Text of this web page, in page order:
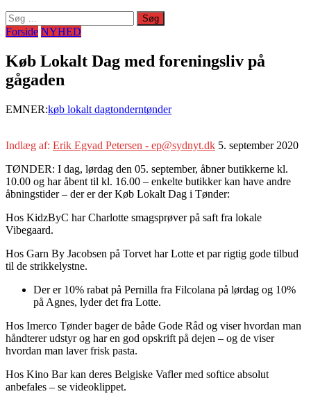
Søg
efter:
Forside NYHED
Køb Lokalt Dag med foreningsliv på
gågaden
EMNER:køb lokalt dagtonderntønder
Indlæg af: Erik Egvad Petersen - ep@sydnyt.dk 5. september 2020
TØNDER: I dag, lørdag den 05. september, åbner butikkerne kl.
10.00 og har åbent til kl. 16.00 – enkelte butikker kan have andre
åbningstider – der er der Køb Lokalt Dag i Tønder:
Hos KidzByC har Charlotte smagsprøver på saft fra lokale
Vibegaard.
Hos Garn By Jacobsen på Torvet har Lotte et par rigtig gode tilbud
til de strikkelystne.
Der er 10% rabat på Pernilla fra Filcolana på lørdag og 10%
på Agnes, lyder det fra Lotte.
Hos Imerco Tønder bager de både Gode Råd og viser hvordan man
håndterer udstyr og har en god opskrift på dejen – og de viser
hvordan man laver frisk pasta.
Hos Kino Bar kan deres Belgiske Vafler med softice absolut
anbefales – se videoklippet.